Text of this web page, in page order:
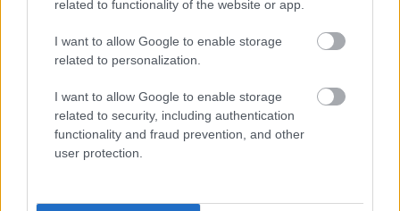
related to functionality of the website or app.
I want to allow Google to enable storage
related to personalization.
I want to allow Google to enable storage
related to security, including authentication
functionality and fraud prevention, and other
user protection.